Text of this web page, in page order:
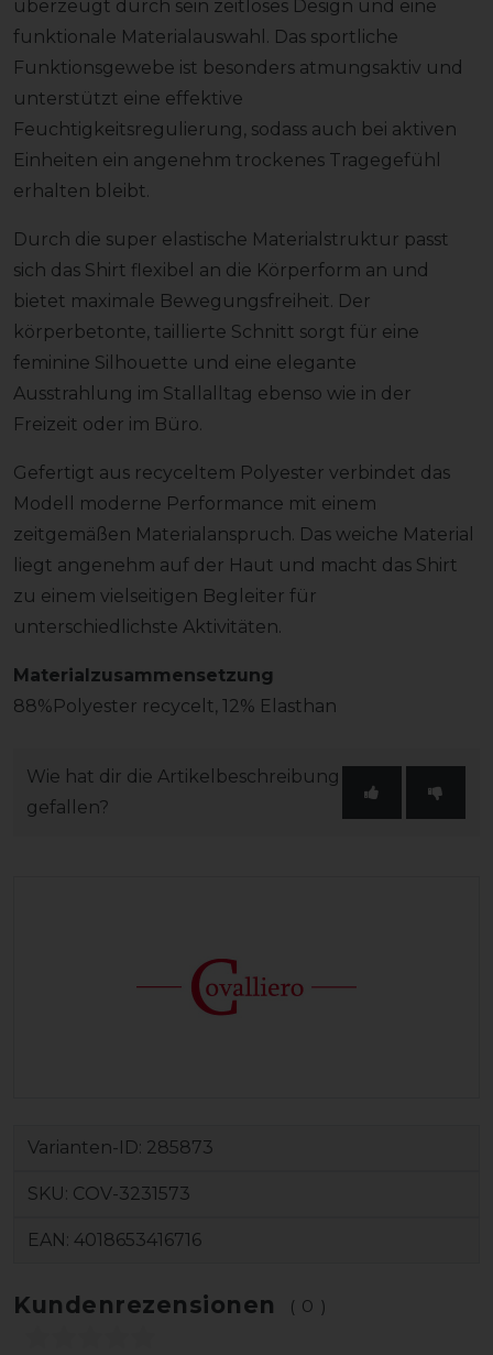
überzeugt durch sein zeitloses Design und eine
funktionale Materialauswahl. Das sportliche
Funktionsgewebe ist besonders atmungsaktiv und
unterstützt eine effektive
Feuchtigkeitsregulierung, sodass auch bei aktiven
Einheiten ein angenehm trockenes Tragegefühl
erhalten bleibt.
Durch die super elastische Materialstruktur passt
sich das Shirt flexibel an die Körperform an und
bietet maximale Bewegungsfreiheit. Der
körperbetonte, taillierte Schnitt sorgt für eine
feminine Silhouette und eine elegante
Ausstrahlung im Stallalltag ebenso wie in der
Freizeit oder im Büro.
Gefertigt aus recyceltem Polyester verbindet das
Modell moderne Performance mit einem
zeitgemäßen Materialanspruch. Das weiche Material
liegt angenehm auf der Haut und macht das Shirt
zu einem vielseitigen Begleiter für
unterschiedlichste Aktivitäten.
Materialzusammensetzung
88%Polyester recycelt, 12% Elasthan
Wie hat dir die Artikelbeschreibung
gefallen?
Varianten-ID: 285873
SKU: COV-3231573
EAN: 4018653416716
Kundenrezensionen (0)